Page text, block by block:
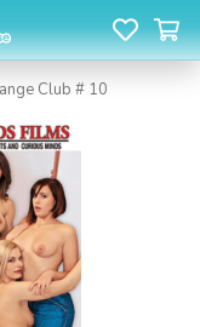
Club # 10